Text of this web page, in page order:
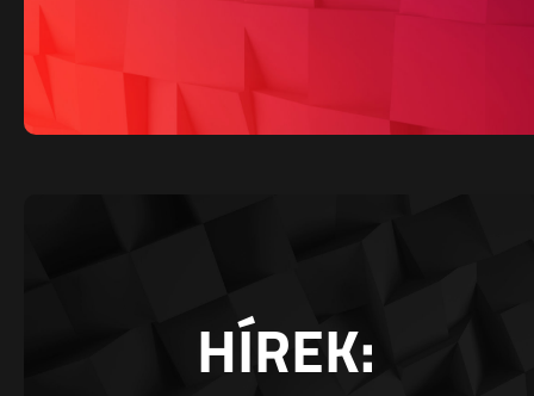
HÍREK: